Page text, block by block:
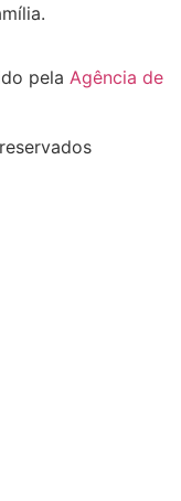
pela Agência de